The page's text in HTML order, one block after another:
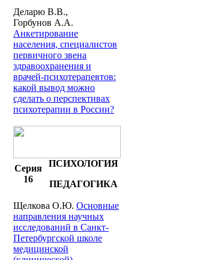
Деларю В.В.,
Горбунов А.А.
Анкетирование
населения, специалистов
первичного звена
здравоохранения и
врачей-психотерапевтов:
какой вывод можно
сделать о перспективах
психотерапии в России?
Серия
16
ПСИХОЛОГИЯ
ПЕДАГОГИКА
Щелкова О.Ю. Основные
направления научных
исследований в Санкт-
Петербургской школе
медицинской